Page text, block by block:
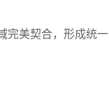
完美契合，形成统一